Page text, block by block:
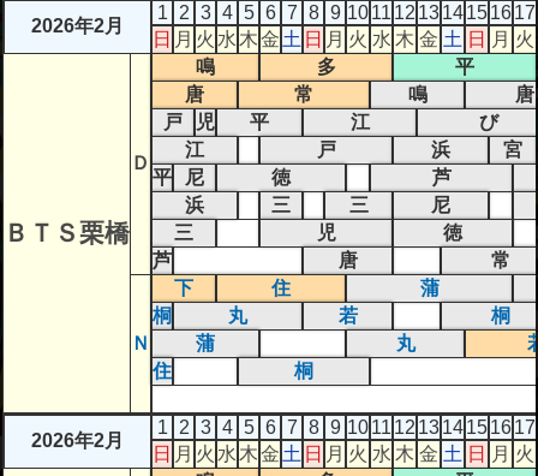
2026年2月
1 2 3 4 5 6 7 8 9 1011 12 1314151617
日 月 火 水 木金 土 日 月 火 水 木 金 土 日 月 火
ＢＴＳ栗橋
Ｄ
鳴 多
平
唐
常 鳴
唐
戸
児 平 江
び
江
戸 浜
宮
平
尼 徳
芦
浜
三 三
尼
三
児
徳
芦
唐 常
Ｎ
下 住
蒲
桐
丸 若
桐
蒲
丸
住
桐
2026年2月
1 2 3 4 5 6 7 8 9 1011 12 1314151617
日 月 火 水 木金 土 日 月 火 水 木 金 土 日 月 火